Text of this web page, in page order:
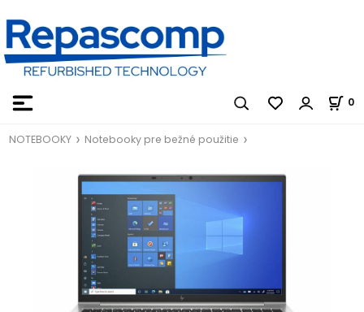
0
NOTEBOOKY Notebooky pre bežné použitie